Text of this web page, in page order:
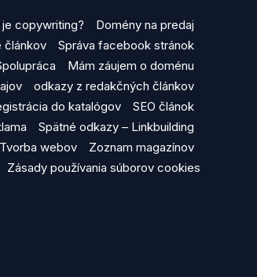
je copywriting?
Domény na predaj
článkov
Správa facebook stránok
Mám záujem o doménu
odkazy z redakčných článkov
do katalógov
SEO článok
Spätné odkazy – Linkbuilding
Tvorba webov
Zoznam magazínov
Zásady používania súborov cookies